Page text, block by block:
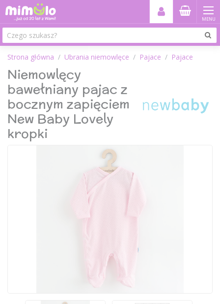
MENU
Strona główna Ubrania niemowlęce Pajace Pajace
Niemowlęcy
bawełniany pajac z
bocznym zapięciem
New Baby Lovely
kropki